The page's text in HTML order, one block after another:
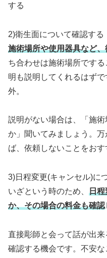
する
2)衛生面について確認する
施術場所や使用器具など
ち合わせは施術場所です
明も説明してくれるはず
外。
説明がない場合は、「施
か」聞いてみましょう。
ば、依頼しないことをおす
3)日程変更(キャンセル)に
いざという時のため、 日程
か、その場合の料金も確認
直接彫師と会って話が出
確認する機会です。不安